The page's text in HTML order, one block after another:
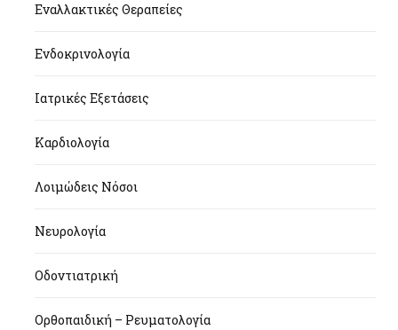
Εναλλακτικές Θεραπείες
Ενδοκρινολογία
Ιατρικές Εξετάσεις
Καρδιολογία
Λοιμώδεις Νόσοι
Νευρολογία
Οδοντιατρική
Ορθοπαιδική – Ρευματολογία